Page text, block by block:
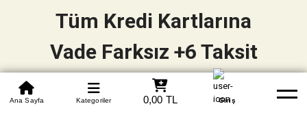
0850 305 09 70
Beden Tablosu Banka Hesapları Whatsapp Yardım
Ana Sayfa Kategoriler 0,00 TL Giriş
Tüm Kredi Kartlarına
Vade Farksız +6 Taksit